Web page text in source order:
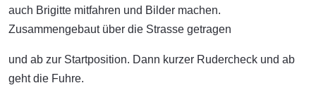
auch Brigitte mitfahren und Bilder machen.
Zusammengebaut über die Strasse getragen
und ab zur Startposition. Dann kurzer Rudercheck und ab
geht die Fuhre.